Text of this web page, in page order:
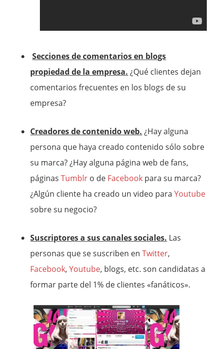
Secciones de comentarios en blogs
propiedad de la empresa. ¿Qué clientes dejan
comentarios frecuentes en los blogs de su
empresa?
Creadores de contenido web. ¿Hay alguna
persona que haya creado contenido sólo sobre
su marca? ¿Hay alguna página web de fans,
páginasTumblr o de Facebook para su marca?
¿Algún cliente ha creado un video paraYoutube
sobre su negocio?
Suscriptores a sus canales sociales. Las
personas que se suscriben enTwitter,
Facebook,Youtube, blogs, etc. son candidatas a
formar parte del 1% de clientes «fanáticos».